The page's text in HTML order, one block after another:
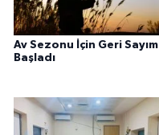
Av Sezonu İçin Geri Sayım
Başladı